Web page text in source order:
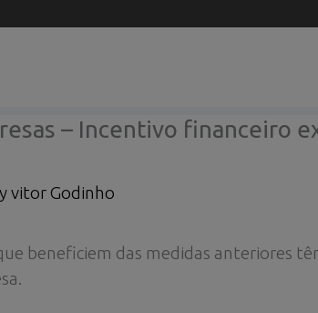
– Incentivo financeiro
vitor Godinho
beneficiem das medidas anteriores